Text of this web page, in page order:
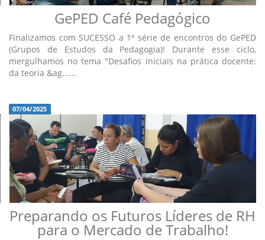
GePED Café Pedagógico
Finalizamos com SUCESSO a 1ª série de encontros do GePED
(Grupos de Estudos da Pedagogia)! Durante esse ciclo,
mergulhamos no tema "Desafios iniciais na prática docente:
da teoria &ag......
07/04/2025
Preparando os Futuros Líderes de RH
para o Mercado de Trabalho!